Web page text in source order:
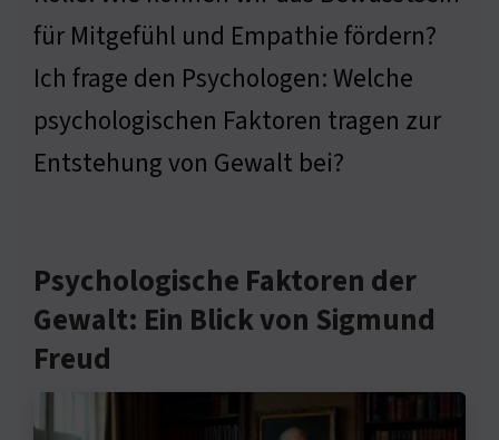
für Mitgefühl und Empathie fördern?
Ich frage den Psychologen: Welche
psychologischen Faktoren tragen zur
Entstehung von Gewalt bei?
Psychologische Faktoren der
Gewalt: Ein Blick von Sigmund
Freud